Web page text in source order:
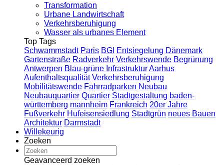
Transformation
Urbane Landwirtschaft
Verkehrsberuhigung
Wasser als urbanes Element
Top Tags
Schwammstadt Paris BGI Entsiegelung Dänemark
Gartenstraße Radverkehr Verkehrswende Begrünung
Antwerpen Blau-grüne InfrastrukturAarhus
Aufenthaltsqualität Verkehrsberuhigung
Mobilitätswende Fahrradparken Neubau
Neubauquartier Quartier Stadtgestaltung baden-
württemberg mannheim Frankreich 20er Jahre
Fußverkehr Hufeisensiedlung Stadtgrün neues Bauen
Architektur Darmstadt
Willekeurig
Zoeken
Geavanceerd zoeken